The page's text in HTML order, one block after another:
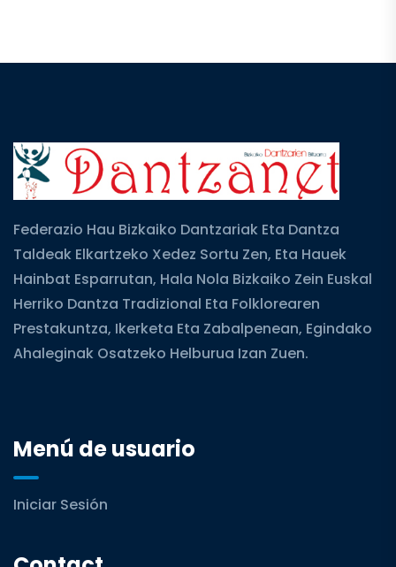
Federazio Hau Bizkaiko Dantzariak Eta Dantza
Taldeak Elkartzeko Xedez Sortu Zen, Eta Hauek
Hainbat Esparrutan, Hala Nola Bizkaiko Zein Euskal
Herriko Dantza Tradizional Eta Folklorearen
Prestakuntza, Ikerketa Eta Zabalpenean, Egindako
Ahaleginak Osatzeko Helburua Izan Zuen.
Menú de usuario
Iniciar Sesión